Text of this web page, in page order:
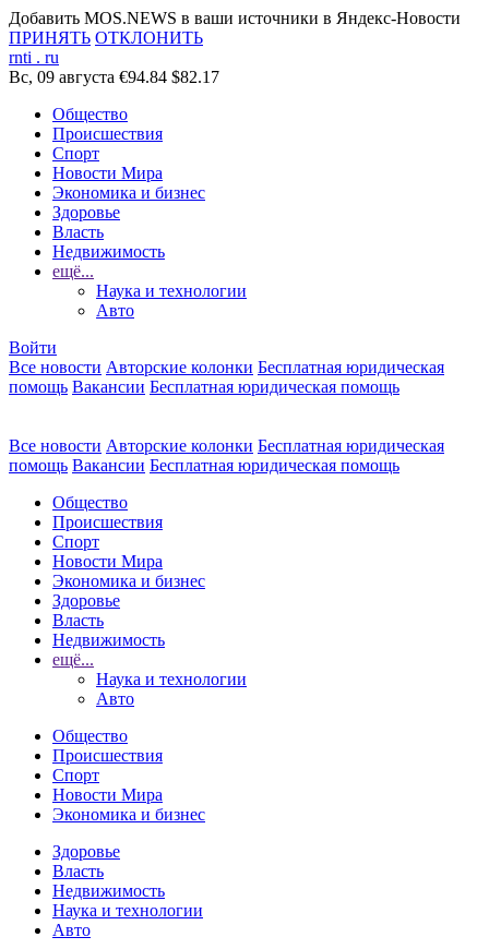
Добавить MOS.NEWS в ваши источники в Яндекс-Новости
ПРИНЯТЬ ОТКЛОНИТЬ
rnti . ru
Вс, 09 августа €94.84 $82.17
Общество
Происшествия
Спорт
Новости Мира
Экономика и бизнес
Здоровье
Власть
Недвижимость
ещё...
Наука и технологии
Авто
Войти
Все новости Авторские колонки Бесплатная юридическая
помощь Вакансии Бесплатная юридическая помощь
Все новости Авторские колонки Бесплатная юридическая
помощь Вакансии Бесплатная юридическая помощь
Общество
Происшествия
Спорт
Новости Мира
Экономика и бизнес
Здоровье
Власть
Недвижимость
ещё...
Наука и технологии
Авто
Общество
Происшествия
Спорт
Новости Мира
Экономика и бизнес
Здоровье
Власть
Недвижимость
Наука и технологии
Авто